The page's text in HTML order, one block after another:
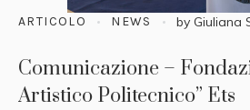
ARTICOLO NEWS by Giuliana
Comunicazione –
Artistico Politecnico” Ets